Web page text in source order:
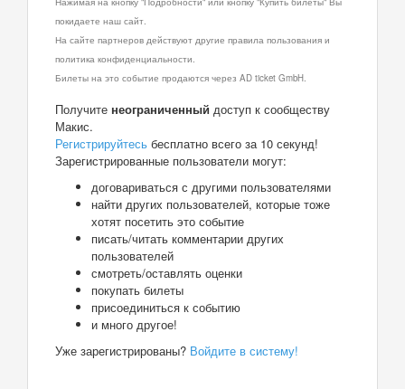
покидаете наш сайт.
На сайте партнеров действуют другие правила пользования и
политика конфиденциальности.
Билеты на это событие продаются через AD ticket GmbH.
Получите неограниченный доступ к сообществу
Макис.
Регистрируйтесь бесплатно всего за 10 секунд!
Зарегистрированные пользователи могут:
договариваться с другими пользователями
найти других пользователей, которые тоже
хотят посетить это событие
писать/читать комментарии других
пользователей
смотреть/оставлять оценки
покупать билеты
присоединиться к событию
и много другое!
Уже зарегистрированы? Войдите в систему!